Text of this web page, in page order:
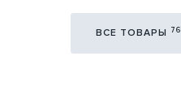
ВСЕ ТОВАРЫ 76